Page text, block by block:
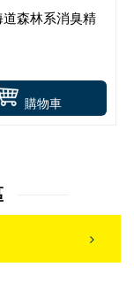
購物車
森林系消臭精
KK-TD2